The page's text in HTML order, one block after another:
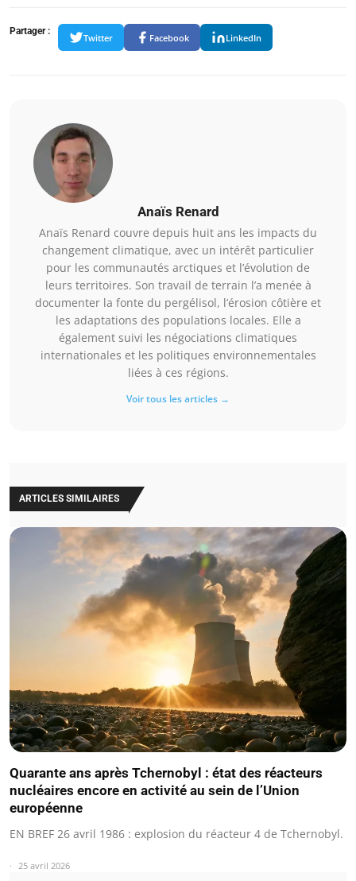
Partager :
Twitter Facebook LinkedIn
Anaïs Renard
Anaïs Renard couvre depuis huit ans les impacts du
changement climatique, avec un intérêt particulier
pour les communautés arctiques et l’évolution de
leurs territoires. Son travail de terrain l’a menée à
documenter la fonte du pergélisol, l’érosion côtière et
les adaptations des populations locales. Elle a
également suivi les négociations climatiques
internationales et les politiques environnementales
liées à ces régions.
Voir tous les articles →
ARTICLES SIMILAIRES
Quarante ans après Tchernobyl : état des réacteurs
nucléaires encore en activité au sein de l’Union
européenne
EN BREF 26 avril 1986 : explosion du réacteur 4 de Tchernobyl.
25 avril 2026